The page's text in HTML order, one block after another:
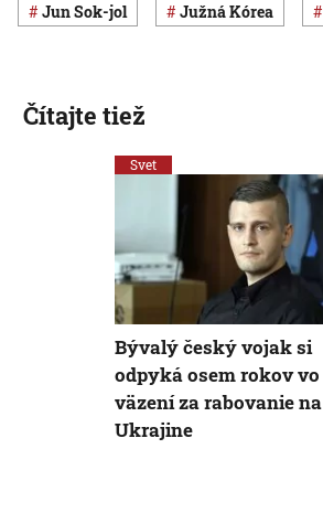
Jun Sok-jol Južná Kórea
Čítajte tiež
Svet
Bývalý český vojak si
odpyká osem rokov vo
väzení za rabovanie na
Ukrajine